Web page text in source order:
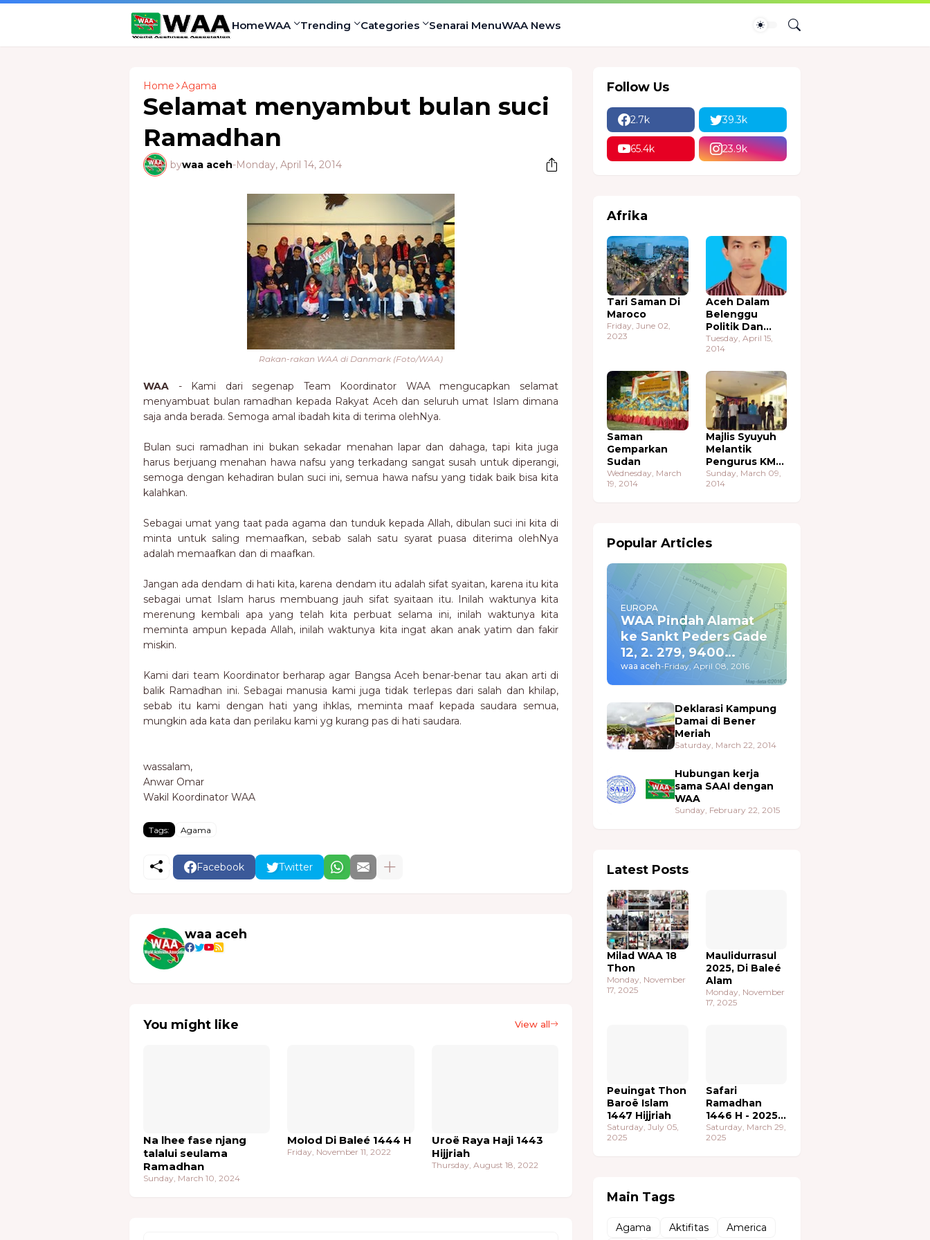
HomeWAA Trending Categories Senarai MenuWAA News
Home Agama
Selamat menyambut bulan suci
Ramadhan
bywaa aceh-Monday, April 14, 2014
Rakan-rakan WAA di Danmark (Foto/WAA)
WAA - Kami dari segenap Team Koordinator WAA mengucapkan selamat
menyambuat bulan ramadhan kepada Rakyat Aceh dan seluruh umat Islam dimana
saja anda berada. Semoga amal ibadah kita di terima olehNya.
Bulan suci ramadhan ini bukan sekadar menahan lapar dan dahaga, tapi kita juga
harus berjuang menahan hawa nafsu yang terkadang sangat susah untuk diperangi,
semoga dengan kehadiran bulan suci ini, semua hawa nafsu yang tidak baik bisa kita
kalahkan.
Sebagai umat yang taat pada agama dan tunduk kepada Allah, dibulan suci ini kita di
minta untuk saling memaafkan, sebab salah satu syarat puasa diterima olehNya
adalah memaafkan dan di maafkan.
Jangan ada dendam di hati kita, karena dendam itu adalah sifat syaitan, karena itu kita
sebagai umat Islam harus membuang jauh sifat syaitaan itu. Inilah waktunya kita
merenung kembali apa yang telah kita perbuat selama ini, inilah waktunya kita
meminta ampun kepada Allah, inilah waktunya kita ingat akan anak yatim dan fakir
miskin.
Kami dari team Koordinator berharap agar Bangsa Aceh benar-benar tau akan arti di
balik Ramadhan ini. Sebagai manusia kami juga tidak terlepas dari salah dan khilap,
sebab itu kami dengan hati yang ihklas, meminta maaf kepada saudara semua,
mungkin ada kata dan perilaku kami yg kurang pas di hati saudara.
wassalam,
Anwar Omar
Wakil Koordinator WAA
Tags: Agama
Facebook Twitter
waa aceh
You might like View all
Na lhee fase njang
talalui seulama
Ramadhan
Sunday, March 10, 2024
Molod Di Baleé 1444 H
Friday, November 11, 2022
Uroë Raya Haji 1443
Hijjriah
Thursday, August 18, 2022
Follow Us
2.7k 39.3k
65.4k 23.9k
Afrika
Tari Saman Di
Maroco
Friday, June 02,
2023
Aceh Dalam
Belenggu
Politik Dan
Ekonomi
Tuesday, April 15,
2014
Saman
Gemparkan
Sudan
Wednesday, March
19, 2014
Majlis Syuyuh
Melantik
Pengurus KMA
Sudan
Sunday, March 09,
2014
Popular Articles
EUROPA
WAA Pindah Alamat
ke Sankt Peders Gade
12, 2. 279, 9400
Nørresundby
waa aceh-Friday, April 08, 2016
Deklarasi Kampung
Damai di Bener
Meriah
Saturday, March 22, 2014
Hubungan kerja
sama SAAI dengan
WAA
Sunday, February 22, 2015
Latest Posts
Milad WAA 18
Thon
Monday, November
17, 2025
Maulidurrasul
2025, Di Baleé
Alam
Monday, November
17, 2025
Peuingat Thon
Baroë Islam
1447 Hijjriah
Saturday, July 05,
2025
Safari
Ramadhan
1446 H - 2025
M
Saturday, March 29,
2025
Main Tags
Agama Aktifitas America